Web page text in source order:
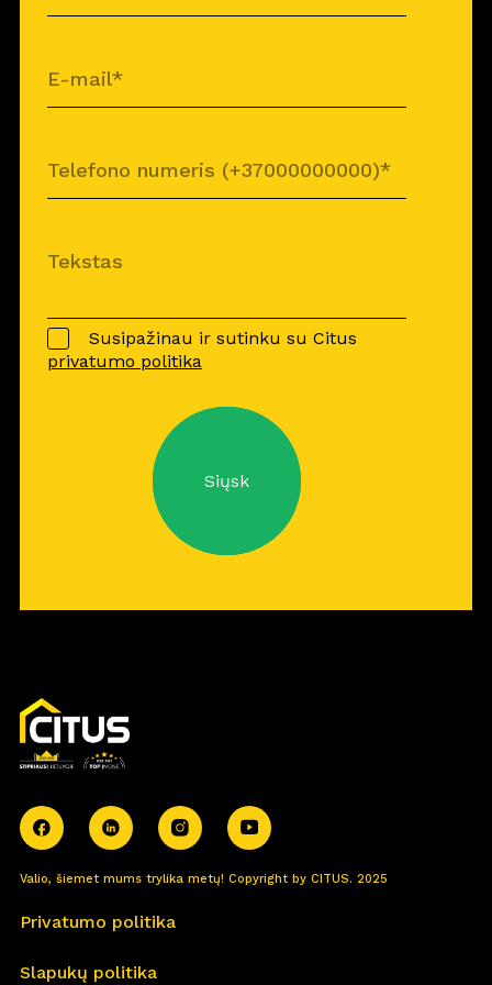
Susipažinau ir sutinku su Citus
privatumo politika
Siųsk
Valio, šiemet mums trylika metų! Copyright by CITUS. 2025
Privatumo politika
Slapukų politika